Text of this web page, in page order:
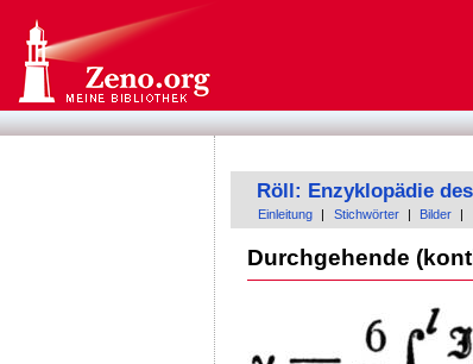
Röll: Enzyklopädie
Einleitung Stichwörter Bilder
Durchgehende